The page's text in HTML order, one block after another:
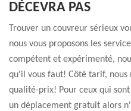
DÉCEVRA PAS
Trouver un couvreur sérieux
nous vous proposons les
compétent et expérimenté,
qu'il vous faut! Côté tarif,
qualité-prix! Pour ceux qui
un déplacement gratuit alors